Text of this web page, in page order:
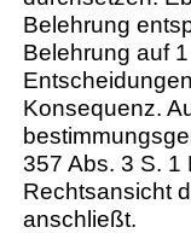
Belehrung
Belehrung auf
Konsequenz.
357 Abs. 3 S. 1
Rechtsansicht
anschließt.